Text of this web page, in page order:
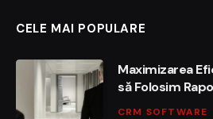
CELE MAI POPULARE
Maximizarea
să Folosim
CRM SOFTWARE